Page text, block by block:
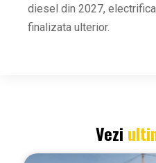
diesel din 2027,
finalizata ulterior.
Vezi